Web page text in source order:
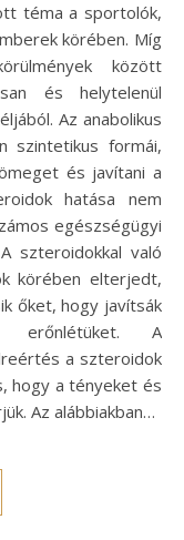
körében. Míg
között
és helytelenül
Az anabolikus
szintetikus formái,
és javítani a
hatása nem
egészségügyi
szteroidokkal való
körében elterjedt,
őket, hogy javítsák
erőnlétüket. A
a szteroidok
hogy a tényeket és
Az alábbiakban…